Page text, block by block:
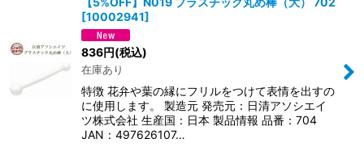
[10002941]
836円(税込)
在庫あり
特徴 花弁や葉の縁にフリルをつけて表情を出すの
に使用します。 製造元 発売元：日清アソシエイ
ツ株式会社 生産国：日本 製品情報 品番：704
JAN：497626107…